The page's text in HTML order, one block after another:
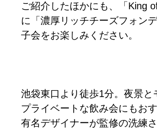
ご紹介したほかにも、「 King
に「 濃厚リッチチーズフォンデ
子会をお楽しみください。
池袋東口より徒歩1分。夜景と
プライベートな飲み会にもお
有名デザイナーが監修の洗練